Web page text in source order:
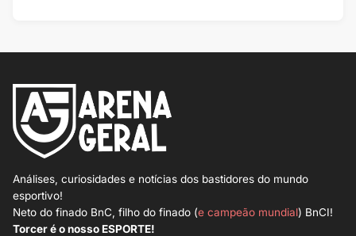
Análises, curiosidades e notícias dos bastidores do mundo
esportivo!
Neto do finado BnC, filho do finado (e campeão mundial) BnCI!
Torcer é o nosso ESPORTE!